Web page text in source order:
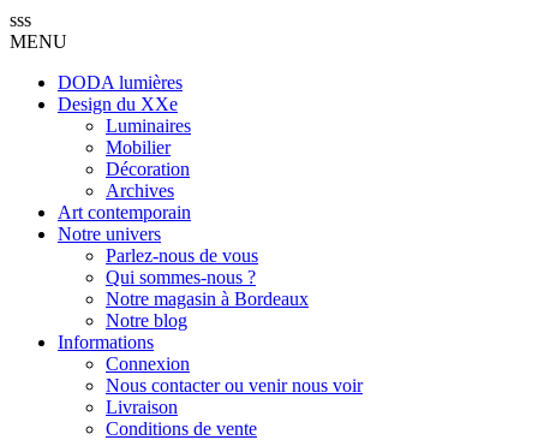
sss
MENU
DODA lumières
Design du XXe
Luminaires
Mobilier
Décoration
Archives
Art contemporain
Notre univers
Parlez-nous de vous
Qui sommes-nous ?
Notre magasin à Bordeaux
Notre blog
Informations
Connexion
Nous contacter ou venir nous voir
Livraison
Conditions de vente